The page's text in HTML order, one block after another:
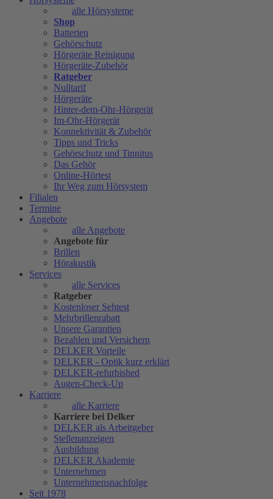
alle Hörsysteme
Shop
Batterien
Gehörschutz
Hörgeräte Reinigung
Hörgeräte-Zubehör
Ratgeber
Nulltarif
Hörgeräte
Hinter-dem-Ohr-Hörgerät
Im-Ohr-Hörgerät
Konnektivität & Zubehör
Tipps und Tricks
Gehörschutz und Tinnitus
Das Gehör
Online-Hörtest
Ihr Weg zum Hörsystem
Filialen
Termine
Angebote
alle Angebote
Angebote für
Brillen
Hörakustik
Services
alle Services
Ratgeber
Kostenloser Sehtest
Mehrbrillenrabatt
Unsere Garantien
Bezahlen und Versichern
DELKER Vorteile
DELKER - Optik kurz erklärt
DELKER-refurbished
Augen-Check-Up
Karriere
alle Karriere
Karriere bei Delker
DELKER als Arbeitgeber
Stellenanzeigen
Ausbildung
DELKER Akademie
Unternehmen
Unternehmensnachfolge
Seit 1978